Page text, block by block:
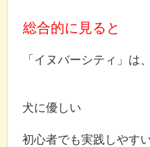
総合的に見ると
「イヌバーシティ」は、
犬に優しい
初心者でも実践しやす